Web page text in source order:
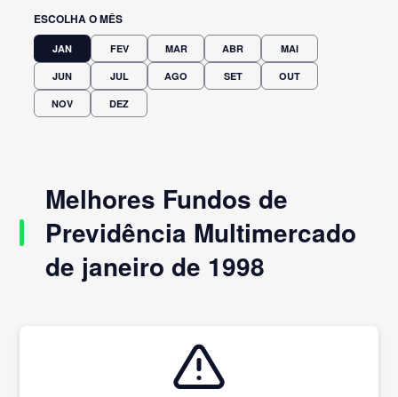
ESCOLHA O MÊS
JAN FEV MAR ABR MAI
JUN JUL AGO SET OUT
NOV DEZ
Melhores Fundos de
Previdência Multimercado
de janeiro de 1998